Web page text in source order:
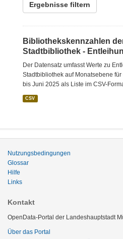
Ergebnisse filtern
Bibliothekskennzahlen
Stadtbibliothek -
Der Datensatz umfasst Werte zu
Stadtbibliothek auf Monatsebene
bis Juni 2025 als Liste im CSV-
CSV
Nutzungsbedingungen
Glossar
Hilfe
Links
Kontakt
OpenData-Portal der Landeshauptstadt
Über das Portal